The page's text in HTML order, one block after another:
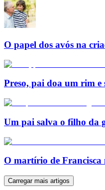
O papel dos avós na
Preso, pai doa um rim e
Um pai salva o filho da
O martírio de
Carregar mais artigos